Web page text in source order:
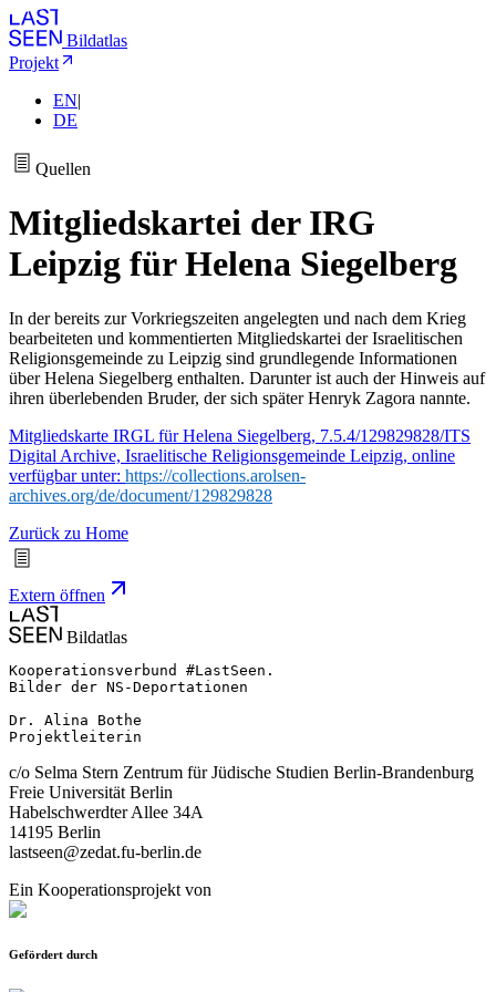
Bildatlas
Projekt
EN|
DE
Quellen
Mitgliedskartei der IRG
Leipzig für Helena Siegelberg
In der bereits zur Vorkriegszeiten angelegten und nach dem Krieg
bearbeiteten und kommentierten Mitgliedskartei der Israelitischen
Religionsgemeinde zu Leipzig sind grundlegende Informationen
über Helena Siegelberg enthalten. Darunter ist auch der Hinweis auf
ihren überlebenden Bruder, der sich später Henryk Zagora nannte.
Mitgliedskarte IRGL für Helena Siegelberg, 7.5.4/129829828/ITS
Digital Archive, Israelitische Religionsgemeinde Leipzig, online
verfügbar unter: https://collections.arolsen-
archives.org/de/document/129829828
Zurück zu Home
Extern öffnen
Bildatlas
Kooperationsverbund #LastSeen.
Bilder der NS-Deportationen
Dr. Alina Bothe
Projektleiterin
c/o Selma Stern Zentrum für Jüdische Studien Berlin-Brandenburg
Freie Universität Berlin
Habelschwerdter Allee 34A
14195 Berlin
lastseen@zedat.fu-berlin.de
Ein Kooperationsprojekt von
Gefördert durch